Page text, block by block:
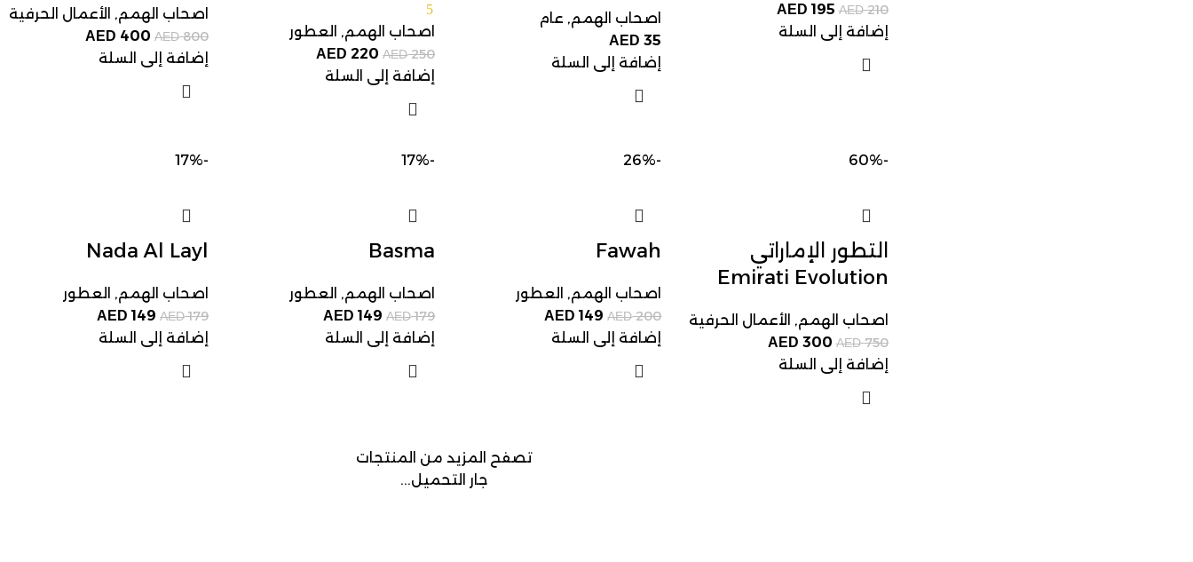
AED210
AED 195
إضافة إلى السلة
اصحاب الهمم, عام
AED 35
إضافة إلى السلة
5
اصحاب الهمم, العطور
AED250
AED 220
إضافة إلى السلة
اصحاب الهمم, الأعمال الحرفية
AED800
AED 400
إضافة إلى السلة
-60%
التطور الإماراتي
Emirati Evolution
اصحاب الهمم, الأعمال الحرفية
AED750
AED 300
إضافة إلى السلة
-26%
Fawah
اصحاب الهمم, العطور
AED200
AED 149
إضافة إلى السلة
-17%
Basma
اصحاب الهمم, العطور
AED179
AED 149
إضافة إلى السلة
-17%
Nada Al Layl
اصحاب الهمم, العطور
AED179
AED 149
إضافة إلى السلة
تصفح المزيد من المنتجات
جار التحميل...